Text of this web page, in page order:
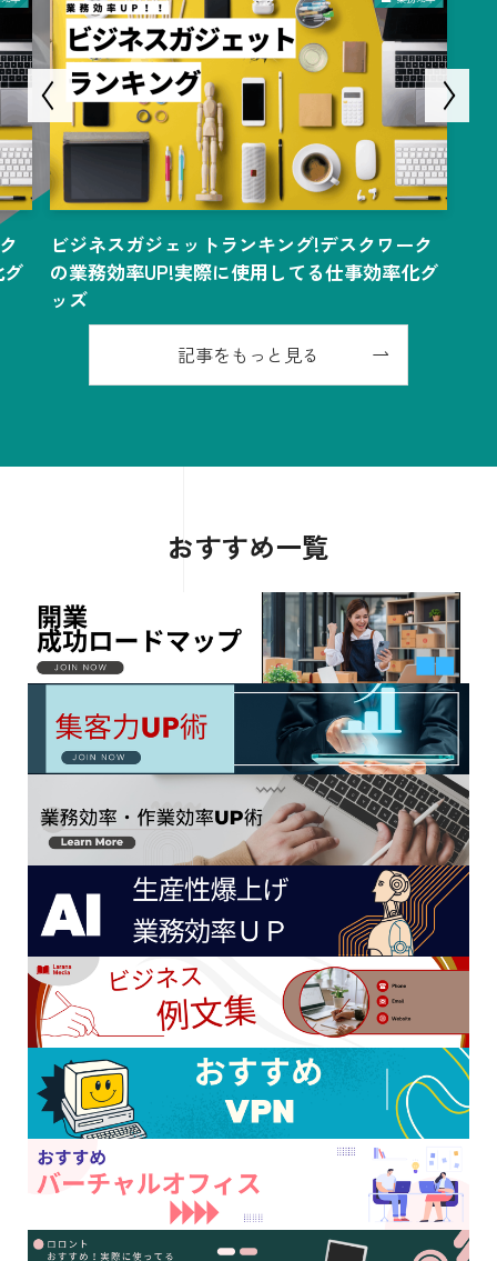
ビジネスガジェットランキング!デスクワーク
の業務効率UP!実際に使用してる仕事効率化グ
ッズ
記事をもっと見る
おすすめ一覧